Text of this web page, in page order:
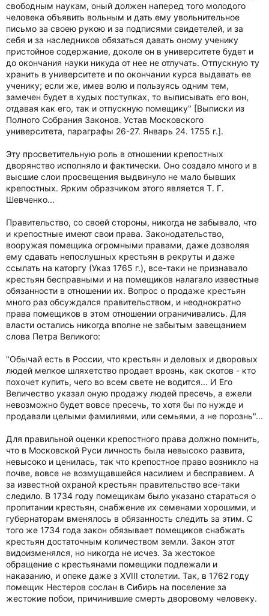
свободным наукам, оный должен наперед того молодого
человека объявить вольным и дать ему увольнительное
письмо за своею рукою и за подписями свидетелей, и за
себя и за наследников обязаться давать оному ученику
пристойное содержание, доколе он в университете будет и
до окончания науки никуда от нее не отлучать. Отпускную ту
хранить в университете и по окончании курса выдавать ее
ученику; если же, имев волю и пользуясь одним тем,
замечен будет в худых поступках, то выписывать его вон,
отдавая как его, так и отпускную помещику" [Выписки из
Полного Собрания Законов. Устав Московского
университета, параграфы 26-27. Январь 24. 1755 г.].
Эту просветительную роль в отношении крепостных
дворянство исполняло и фактически. Оно создало много и в
высшие слои просвещения выдвинуло не мало бывших
крепостных. Ярким образчиком этого является Т. Г.
Шевченко...
Правительство, со своей стороны, никогда не забывало, что
и крепостные имеют свои права. Законодательство,
вооружая помещика огромными правами, даже дозволяя
ему сдавать непослушных крестьян в рекруты и даже
ссылать на каторгу (Указ 1765 г.), все-таки не признавало
крестьян бесправными и на помещиков налагало известные
обязанности в отношении их. Вопрос о продаже крестьян
много раз обсуждался правительством, и неоднократно
права помещиков в этом отношении ограничивались. Для
власти остались никогда вполне не забытым завещанием
слова Петра Великого:
"Обычай есть в России, что крестьян и деловых и дворовых
людей мелкое шляхетство продает врознь, как скотов - кто
похочет купить, чего во всем свете не водится... И Его
Величество указал оную продажу людей пресечь, а ежели
невозможно будет вовсе пресечь, то хотя бы по нужде и
продавали целыми фамилиями, или семьями, а не порознь"...
Для правильной оценки крепостного права должно помнить,
что в Московской Руси личность была невысоко развита,
невысоко и ценилась, так что крепостное право возникло на
почве, вовсе не возмущавшейся насилием и бесправием. А
за известной охраной крестьян правительство все-таки
следило. В 1734 году помещикам было указано стараться о
пропитании крестьян, снабжение их семенами хорошими, и
губернаторам вменялось в обязанность следить за этим. С
того же 1734 года закон обязывает помещиков снабжать
крестьян достаточным количеством земли. Закон этот
видоизменялся, но никогда не исчез. За жестокое
обращение с крестьянами помещики подлежали и
наказанию, и опеке даже з XVIII столетии. Так, в 1762 году
помещик Нестеров сослан в Сибирь на поселение за
жестокие побои, причинившие смерть дворовому человеку.